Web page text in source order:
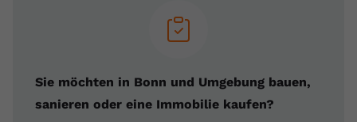
Sie möchten in Bonn und Umgebung bauen,
sanieren oder eine Immobilie kaufen?